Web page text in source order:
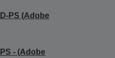
PS (Adobe
- (Adobe